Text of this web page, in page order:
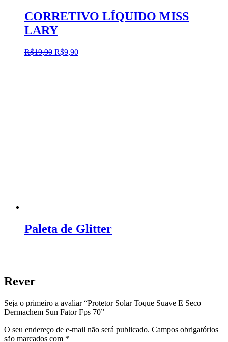
CORRETIVO LÍQUIDO MISS
LARY
R$19,90 O
R$9,90O
Paleta de Glitter
Rever
Seja o primeiro a avaliar “Protetor Solar Toque Suave E Seco
Dermachem Sun Fator Fps 70”
O seu endereço de e-mail não será publicado. Campos obrigatórios
são marcados com *